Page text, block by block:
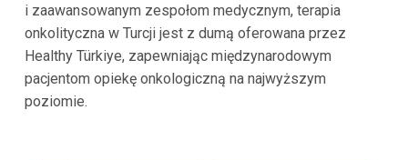
i zaawansowanym zespołom medycznym, terapia
onkolityczna w Turcji jest z dumą oferowana przez
Healthy Türkiye, zapewniając międzynarodowym
pacjentom opiekę onkologiczną na najwyższym
poziomie.